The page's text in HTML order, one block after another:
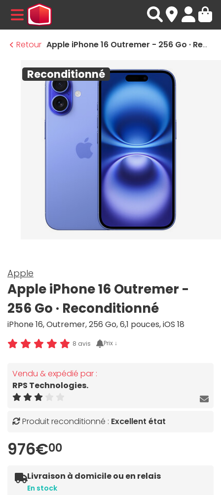
MENU
Retour
Apple iPhone 16 Outremer - 256 Go · Reconditionné
Reconditionné
Apple
Apple iPhone 16 Outremer -
256 Go · Reconditionné
iPhone 16, Outremer, 256 Go, 6,1 pouces, iOS 18
8 avis Prix ↓
Vendu & expédié par :
RPS Technologies.
Produit reconditionné : Excellent état
976€00
Livraison à domicile ou en relais
En stock